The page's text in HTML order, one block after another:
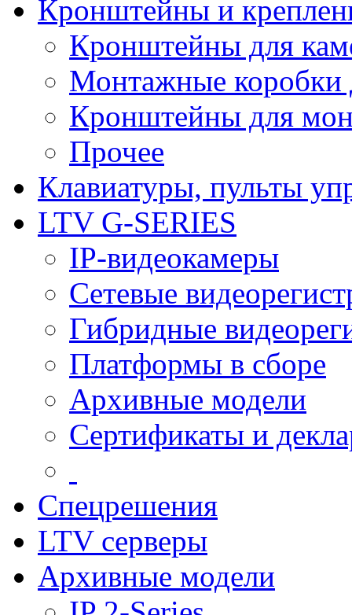
Кронштейны и
Кронштейны для
Монтажные коробки
Кронштейны для
Прочее
Клавиатуры, пульты
LTV G-SERIES
IP-видеокамеры
Сетевые
Гибридные
Платформы в сборе
Архивные модели
Сертификаты и
Спецрешения
LTV серверы
Архивные модели